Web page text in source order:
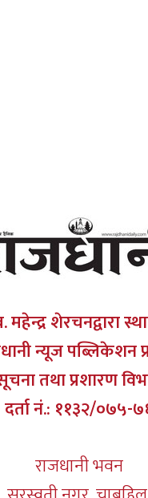
महेन्द्र शेरचनद्वारा
न्यूज पब्लिकेशन
तथा प्रशारण
दर्ता नं.: ११३२/०७५-
राजधानी भवन